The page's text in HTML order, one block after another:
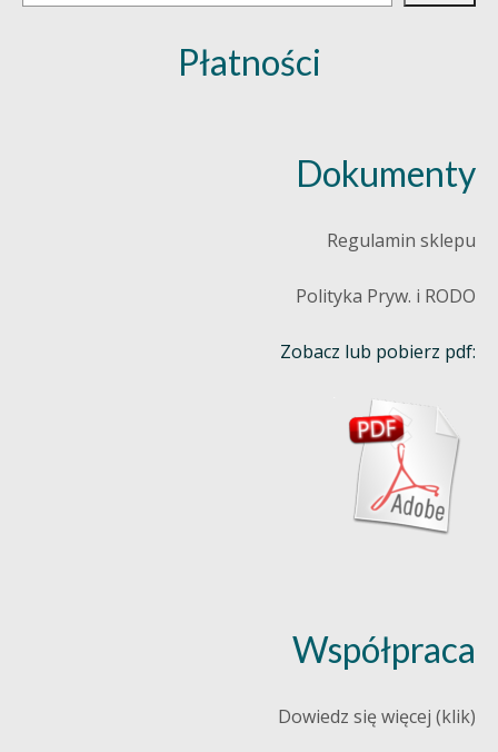
Płatności
Dokumenty
Regulamin sklepu
Polityka Pryw. i RODO
Zobacz lub pobierz pdf:
Współpraca
Dowiedz się więcej (klik)